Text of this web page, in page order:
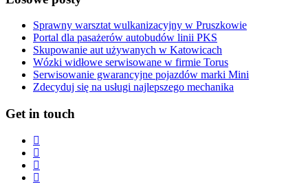
Sprawny warsztat wulkanizacyjny w Pruszkowie
Portal dla pasażerów autobudów linii PKS
Skupowanie aut używanych w Katowicach
Wózki widłowe serwisowane w firmie Torus
Serwisowanie gwarancyjne pojazdów marki Mini
Zdecyduj się na usługi najlepszego mechanika
Get in touch